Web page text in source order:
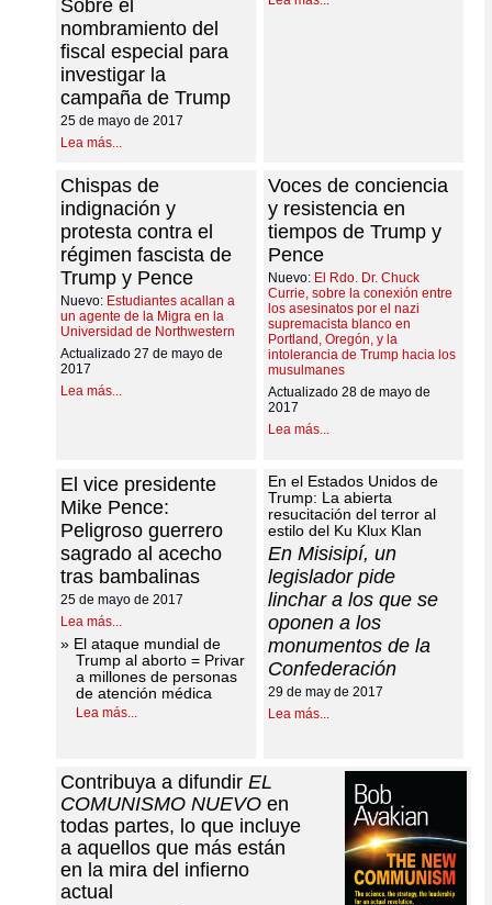
Sobre el
nombramiento del
fiscal especial para
investigar la
campaña de Trump
25 de mayo de 2017
Lea más...
Chispas de
indignación y
protesta contra el
régimen fascista de
Trump y Pence
Nuevo: Estudiantes acallan a
un agente de la Migra en la
Universidad de Northwestern
Actualizado 27 de mayo de
2017
Lea más...
Voces de conciencia
y resistencia en
tiempos de Trump y
Pence
Nuevo: El Rdo. Dr. Chuck
Currie, sobre la conexión entre
los asesinatos por el nazi
supremacista blanco en
Portland, Oregón, y la
intolerancia de Trump hacia los
musulmanes
Actualizado 28 de mayo de
2017
Lea más...
El vice presidente
Mike Pence:
Peligroso guerrero
sagrado al acecho
tras bambalinas
25 de mayo de 2017
Lea más...
» El ataque mundial de
Trump al aborto = Privar
a millones de personas
de atención médica
Lea más...
En el Estados Unidos de
Trump: La abierta
resucitación del terror al
estilo del Ku Klux Klan
En Misisipí, un
legislador pide
linchar a los que se
oponen a los
monumentos de la
Confederación
29 de may de 2017
Lea más...
Contribuya a difundirEL
COMUNISMO NUEVO en
todas partes, lo que incluye
a aquellos que más están
en la mira del infierno
actual